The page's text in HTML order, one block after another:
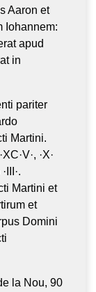
Aaron et
Iohannem:
apud
in
pariter
Martini.
·X·
Martini et
et
Domini
la Nou, 90